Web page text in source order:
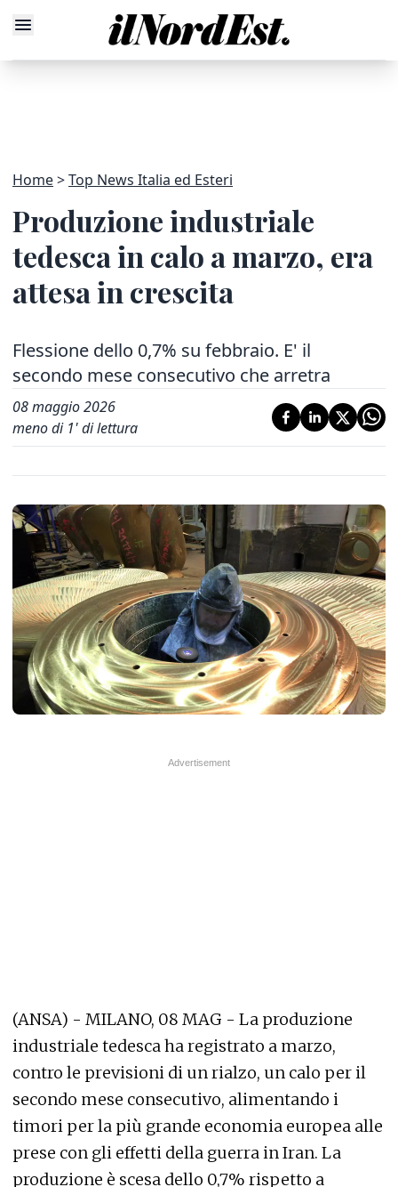
Home Top News Italia ed Esteri
Produzione industriale
tedesca in calo a marzo, era
attesa in crescita
Flessione dello 0,7% su febbraio. E' il
secondo mese consecutivo che arretra
08 maggio 2026
meno di 1' di lettura
(ANSA) - MILANO, 08 MAG - La produzione
industriale tedesca ha registrato a marzo,
contro le previsioni di un rialzo, un calo per il
secondo mese consecutivo, alimentando i
timori per la più grande economia europea alle
prese con gli effetti della guerra in Iran. La
produzione è scesa dello 0,7% rispetto a